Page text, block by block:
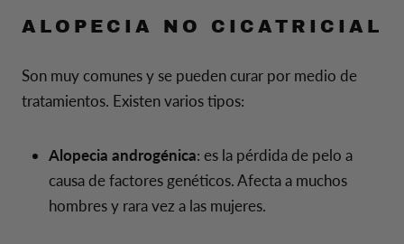
ALOPECIA NO CICATRICIAL
Son muy comunes y se pueden curar por medio de
tratamientos. Existen varios tipos:
Alopecia androgénica: es la pérdida de pelo a
causa de factores genéticos. Afecta a muchos
hombres y rara vez a las mujeres.